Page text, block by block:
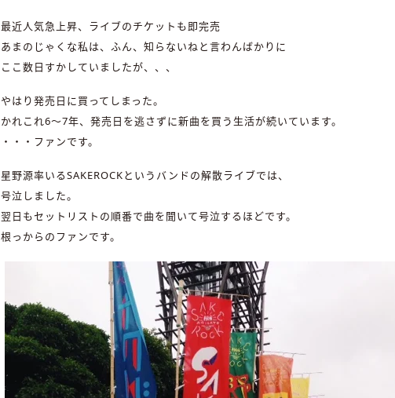
最近人気急上昇、ライブのチケットも即完売
あまのじゃくな私は、ふん、知らないねと言わんばかりに
ここ数日すかしていましたが、、、
やはり発売日に買ってしまった。
かれこれ6〜7年、発売日を逃さずに新曲を買う生活が続いています。
・・・ファンです。
星野源率いるSAKEROCKというバンドの解散ライブでは、
号泣しました。
翌日もセットリストの順番で曲を聞いて号泣するほどです。
根っからのファンです。